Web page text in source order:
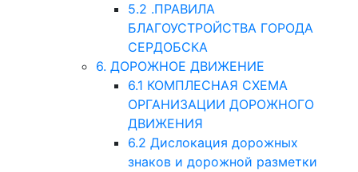
5.2 .ПРАВИЛА
БЛАГОУСТРОЙСТВА ГОРОДА
СЕРДОБСКА
6. ДОРОЖНОЕ ДВИЖЕНИЕ
6.1 КОМПЛЕСНАЯ СХЕМА
ОРГАНИЗАЦИИ ДОРОЖНОГО
ДВИЖЕНИЯ
6.2 Дислокация дорожных
знаков и дорожной разметки